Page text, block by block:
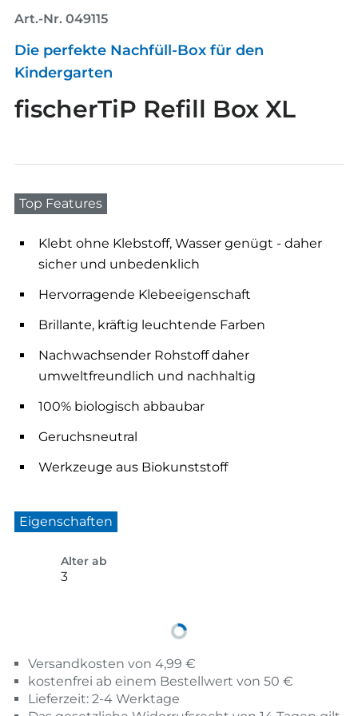
Art.-Nr. 049115
Die perfekte Nachfüll-Box für den
Kindergarten
fischerTiP Refill Box XL
Top Features
Klebt ohne Klebstoff, Wasser genügt - daher
sicher und unbedenklich
Hervorragende Klebeeigenschaft
Brillante, kräftig leuchtende Farben
Nachwachsender Rohstoff daher
umweltfreundlich und nachhaltig
100% biologisch abbaubar
Geruchsneutral
Werkzeuge aus Biokunststoff
Eigenschaften
Alter ab
3
Versandkosten von 4,99 €
kostenfrei ab einem Bestellwert von 50 €
Lieferzeit: 2-4 Werktage